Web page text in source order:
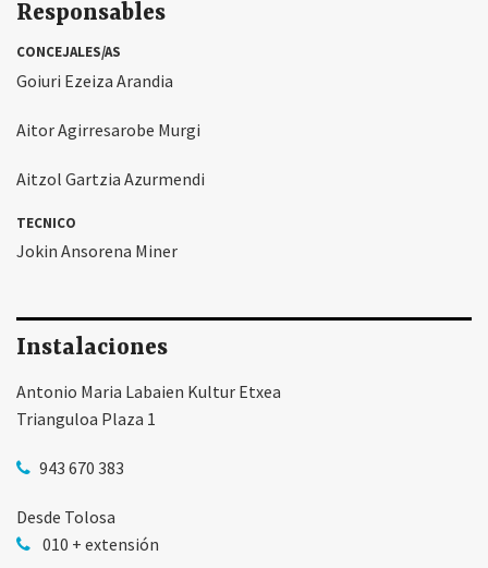
Responsables
CONCEJALES/AS
Goiuri Ezeiza Arandia
Aitor Agirresarobe Murgi
Aitzol Gartzia Azurmendi
TECNICO
Jokin Ansorena Miner
Instalaciones
Antonio Maria Labaien Kultur Etxea
Trianguloa Plaza 1
943 670 383
Desde Tolosa
010 + extensión